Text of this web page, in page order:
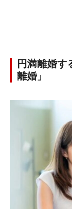
円満離婚す
離婚」